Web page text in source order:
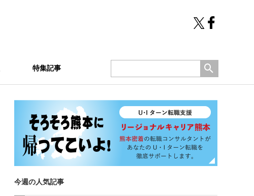
特集記事
今週の人気記事